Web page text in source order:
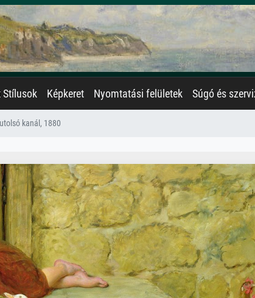
Stílusok Képkeret Nyomtatási felületek Súgó és
kanál, 1880